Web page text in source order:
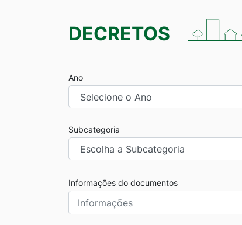
DECRETOS
Ano
Subcategoria
Informações do documentos